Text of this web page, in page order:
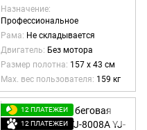
Назначение
Профессиональное
Рама
Не складывается
Двигатель
Без мотора
Размер полотна 157 х 43 см
Max. вес пользователя 159 кг
12 ПЛАТЕЖЕЙ
12 ПЛАТЕЖЕЙ